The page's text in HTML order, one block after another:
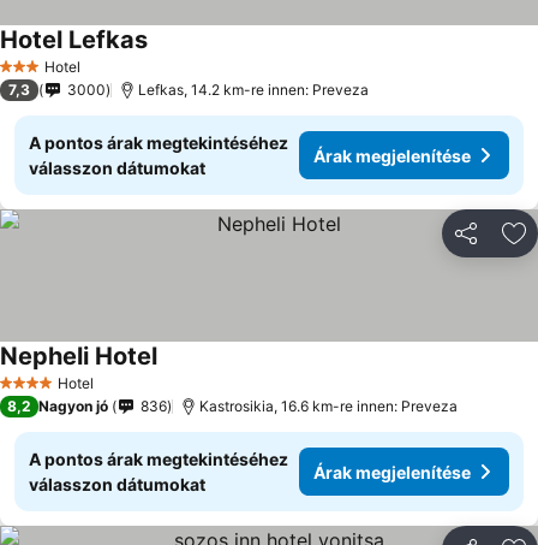
3 Kategória
Hotel
Hotel Lefkas
7,3 3000 Lefkas, 14.2 km-re innen: Preveza
A pontos árak megtekintéséhez
válasszon dátumokat
Árak megjelenítése
4 KategóriaHotel
Nepheli Hotel
8,2 Nagyon jó 836 Kastrosikia, 16.6 km-re innen: Preveza
A pontos árak megtekintéséhez
válasszon dátumokat
Árak megjelenítése